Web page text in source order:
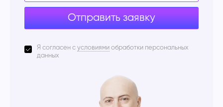
Отправить заявку
Я согласен с условиями обработки персональных
данных